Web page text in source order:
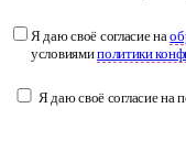
Я даю своё согласие на
условиямиполитики
Я даю своё согласие на